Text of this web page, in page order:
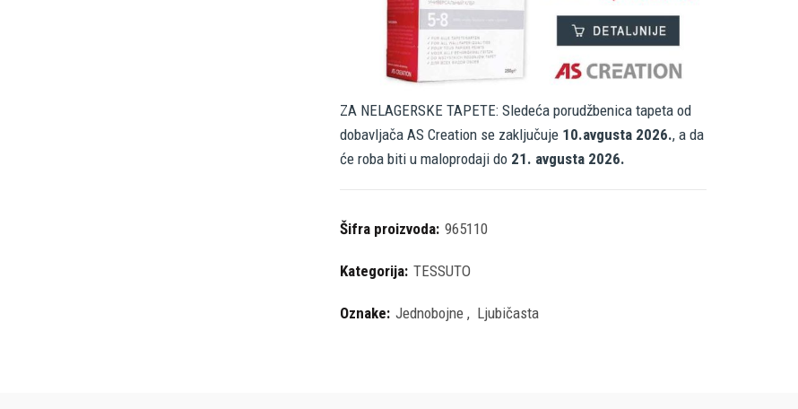
ZA NELAGERSKE TAPETE: Sledeća porudžbenica tapeta od
dobavljača AS Creation se zaključuje 10.avgusta 2026., a da
će roba biti u maloprodaji do 21. avgusta 2026.
Šifra proizvoda: 965110
Kategorija: TESSUTO
Oznake: Jednobojne , Ljubičasta